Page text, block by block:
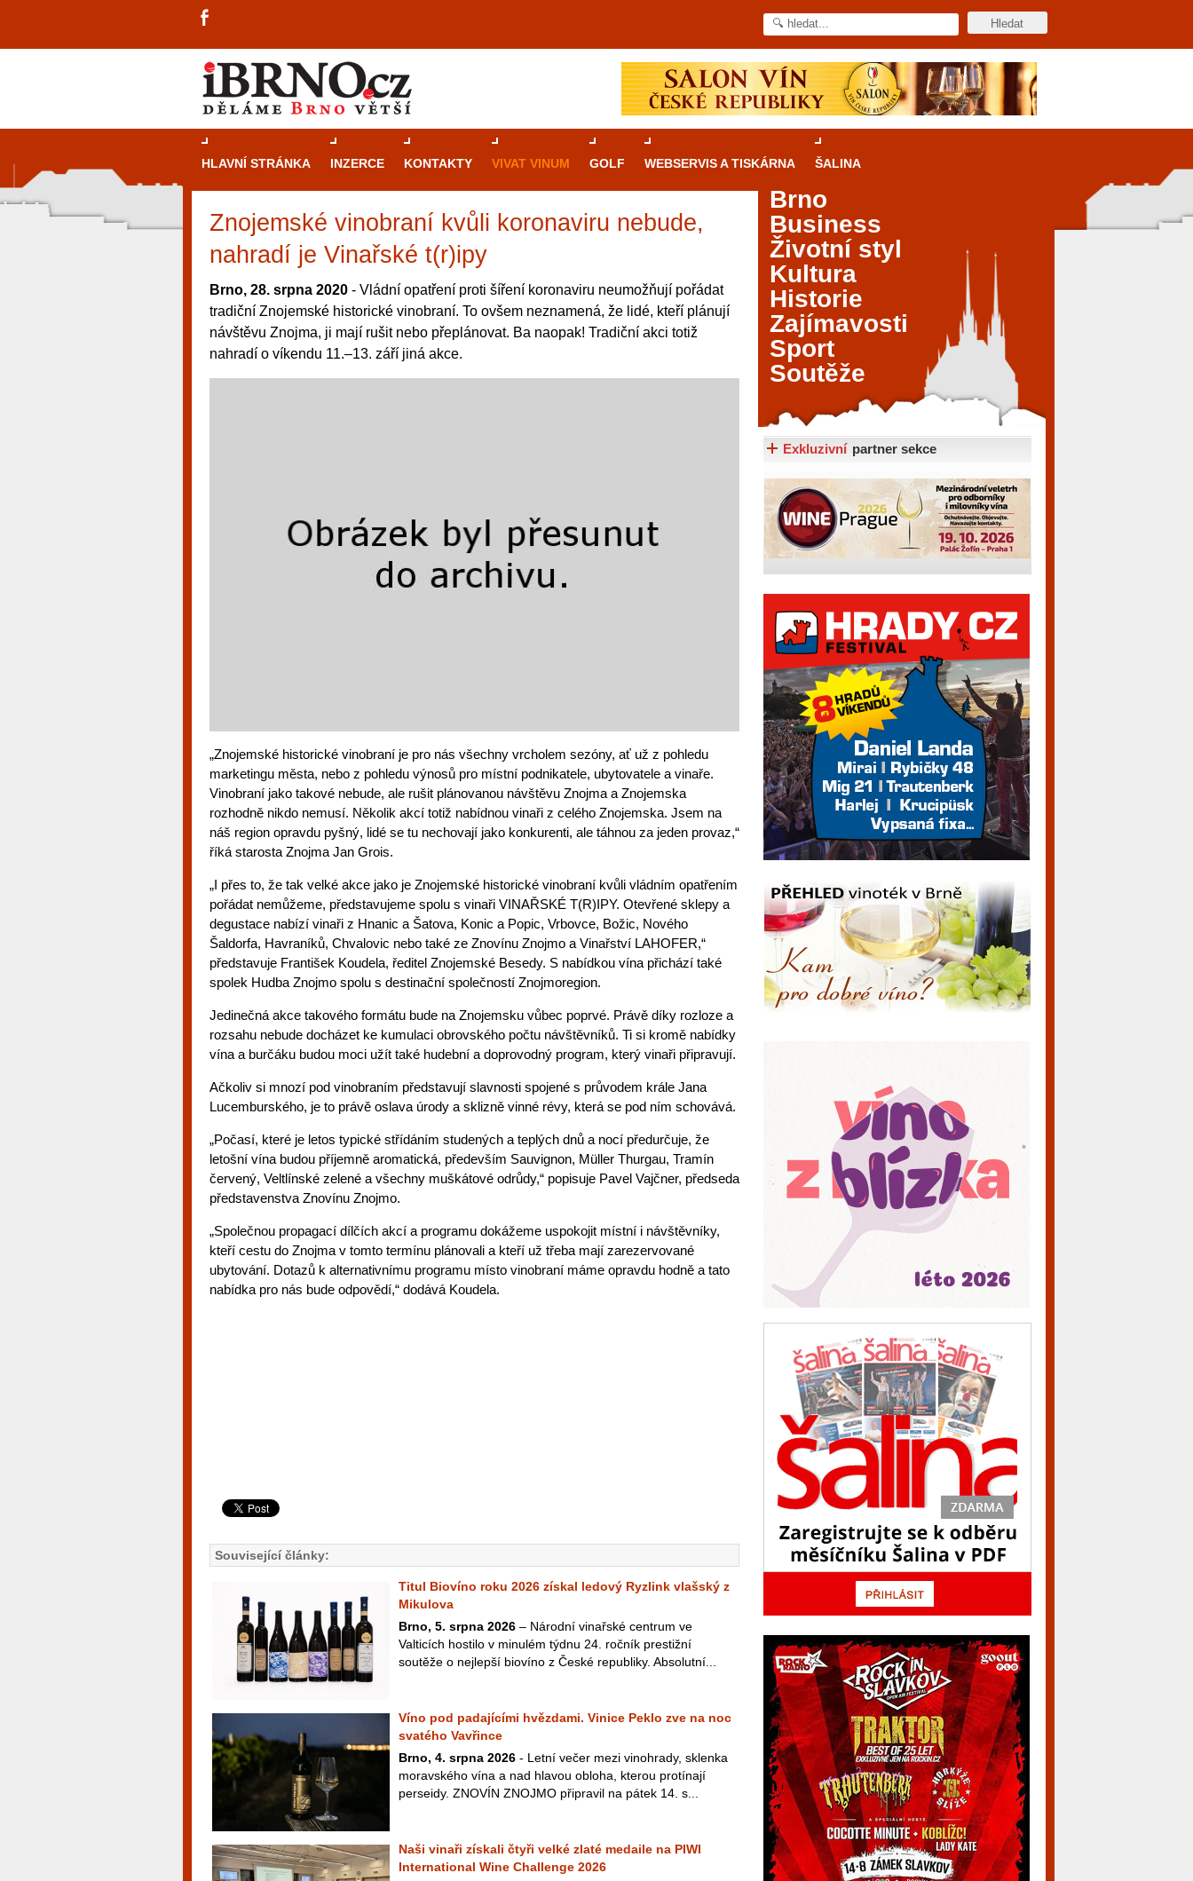
HLAVNÍ STRÁNKA INZERCE KONTAKTY VIVAT VINUM GOLF WEBSERVIS A TISKÁRNA ŠALINA
Znojemské vinobraní kvůli koronaviru nebude,
nahradí je Vinařské t(r)ipy
Brno, 28. srpna 2020 - Vládní opatření proti šíření koronaviru neumožňují pořádat
tradiční Znojemské historické vinobraní. To ovšem neznamená, že lidé, kteří plánují
návštěvu Znojma, ji mají rušit nebo přeplánovat. Ba naopak! Tradiční akci totiž
nahradí o víkendu 11.–13. září jiná akce.
„Znojemské historické vinobraní je pro nás všechny vrcholem sezóny, ať už z pohledu
marketingu města, nebo z pohledu výnosů pro místní podnikatele, ubytovatele a vinaře.
Vinobraní jako takové nebude, ale rušit plánovanou návštěvu Znojma a Znojemska
rozhodně nikdo nemusí. Několik akcí totiž nabídnou vinaři z celého Znojemska. Jsem na
náš region opravdu pyšný, lidé se tu nechovají jako konkurenti, ale táhnou za jeden provaz,“
říká starosta Znojma Jan Grois.
„I přes to, že tak velké akce jako je Znojemské historické vinobraní kvůli vládním opatřením
pořádat nemůžeme, představujeme spolu s vinaři VINAŘSKÉ T(R)IPY. Otevřené sklepy a
degustace nabízí vinaři z Hnanic a Šatova, Konic a Popic, Vrbovce, Božic, Nového
Šaldorfa, Havraníků, Chvalovic nebo také ze Znovínu Znojmo a Vinařství LAHOFER,“
představuje František Koudela, ředitel Znojemské Besedy. S nabídkou vína přichází také
spolek Hudba Znojmo spolu s destinační společností Znojmoregion.
Jedinečná akce takového formátu bude na Znojemsku vůbec poprvé. Právě díky rozloze a
rozsahu nebude docházet ke kumulaci obrovského počtu návštěvníků. Ti si kromě nabídky
vína a burčáku budou moci užít také hudební a doprovodný program, který vinaři připravují.
Ačkoliv si mnozí pod vinobraním představují slavnosti spojené s průvodem krále Jana
Lucemburského, je to právě oslava úrody a sklizně vinné révy, která se pod ním schovává.
„Počasí, které je letos typické střídáním studených a teplých dnů a nocí předurčuje, že
letošní vína budou příjemně aromatická, především Sauvignon, Müller Thurgau, Tramín
červený, Veltlínské zelené a všechny muškátové odrůdy,“ popisuje Pavel Vajčner, předseda
představenstva Znovínu Znojmo.
„Společnou propagací dílčích akcí a programu dokážeme uspokojit místní i návštěvníky,
kteří cestu do Znojma v tomto termínu plánovali a kteří už třeba mají zarezervované
ubytování. Dotazů k alternativnímu programu místo vinobraní máme opravdu hodně a tato
nabídka pro nás bude odpovědí,“ dodává Koudela.
Související články:
Titul Biovíno roku 2026 získal ledový Ryzlink vlašský z
Mikulova
Brno, 5. srpna 2026 – Národní vinařské centrum ve
Valticích hostilo v minulém týdnu 24. ročník prestižní
soutěže o nejlepší biovíno z České republiky. Absolutní...
Víno pod padajícími hvězdami. Vinice Peklo zve na noc
svatého Vavřince
Brno, 4. srpna 2026 - Letní večer mezi vinohrady, sklenka
moravského vína a nad hlavou obloha, kterou protínají
perseidy. ZNOVÍN ZNOJMO připravil na pátek 14. s...
Naši vinaři získali čtyři velké zlaté medaile na PIWI
International Wine Challenge 2026
Průvodcekasinovými hrami v Brně: Od
rulety po video automaty
Brno je městem známým pro zajímavé památky, skvělé
restaurace, divadla a univerzity. Mimo jiné je ale také
místem, kde si můžete legálně a bezpečně vyzkoušet
různé kasinové hry. V neustále kvetoucí moravské
metropoli naleznete širokou nabídku her od klasické
Brno
Business
Životní styl
Kultura
Historie
Zajímavosti
Sport
Soutěže
Exkluzivní partner sekce